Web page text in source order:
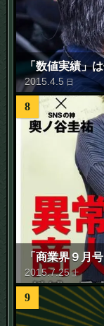
「数値実績」
2015 .4 .5 日
8
「商業界９月
2015.7.25 土
9